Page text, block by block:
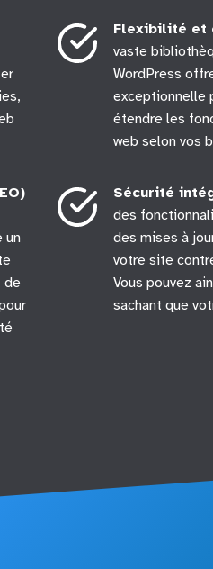
Flexibilité et
vaste
WordPress
exceptionnelle
étendre les
web selon vos
un
de
Sécurité
des
des mises à
votre site
Vous pouvez
sachant que